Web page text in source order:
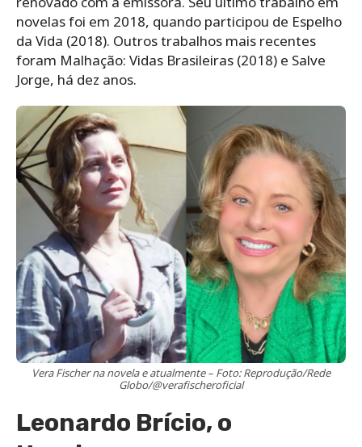
novelas foi em 2018, quando participou de Espelho
da Vida (2018). Outros trabalhos mais recentes
foram Malhação: Vidas Brasileiras (2018) e Salve
Jorge, há dez anos.
Vera Fischer na novela e atualmente – Foto: Reprodução/Rede
Globo/@verafischeroficial
Leonardo Brício, o